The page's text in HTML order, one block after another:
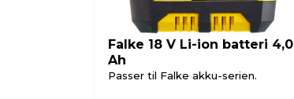
Falke 18 V 6,0 Ah batteri
(varenr. 9059147)
Falke 18 V 8,0 Ah batteri
(varenr. 9059148)
Falke 18 V Li-ion batteri 4,0
Ah
Passer til Falke akku-serien.